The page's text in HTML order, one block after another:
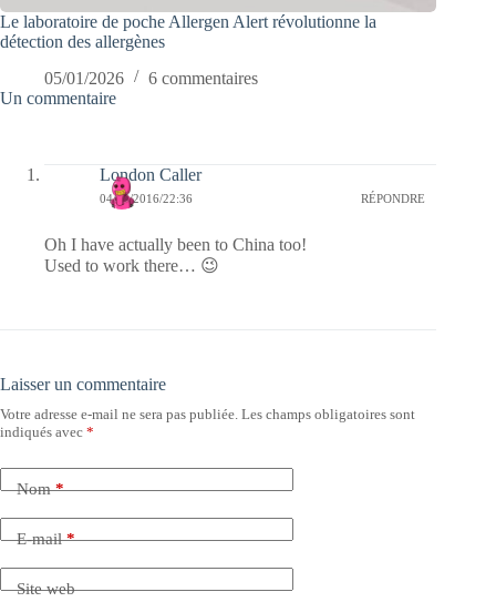
Le laboratoire de poche Allergen Alert révolutionne la
détection des allergènes
05/01/2026
6 commentaires
Un commentaire
London Caller
04/04/2016/22:36 RÉPONDRE
Oh I have actually been to China too!
Used to work there… 😉
Laisser un commentaire
Votre adresse e-mail ne sera pas publiée. Les champs obligatoires sont
indiqués avec *
Nom*
E-mail*
Site web